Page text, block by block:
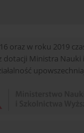
oraz w roku 2019
dotacji Ministra Nauki